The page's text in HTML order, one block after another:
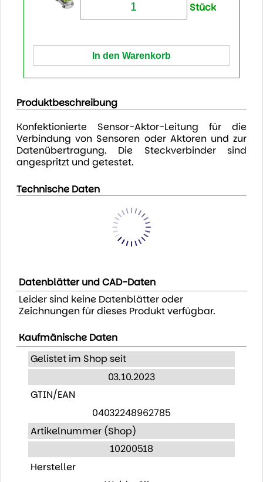
Stück
Produktbeschreibung
Konfektionierte Sensor-Aktor-Leitung für die
Verbindung von Sensoren oder Aktoren und zur
Datenübertragung. Die Steckverbinder sind
angespritzt und getestet.
Technische Daten
Datenblätter und CAD-Daten
Leider sind keine Datenblätter oder
Zeichnungen für dieses Produkt verfügbar.
Kaufmänische Daten
Gelistet im Shop seit
03.10.2023
GTIN/EAN
04032248962785
Artikelnummer (Shop)
10200518
Hersteller